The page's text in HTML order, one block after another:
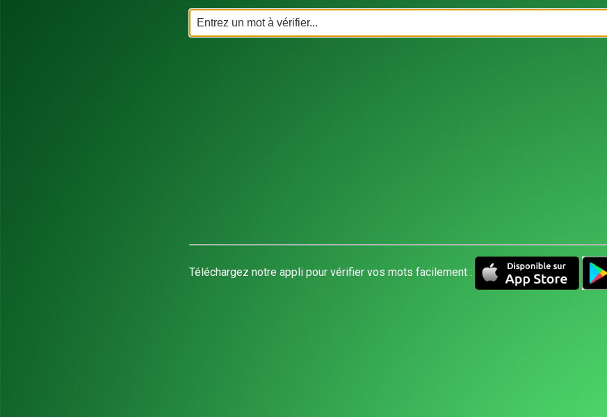
Téléchargez notre appli pour vérifier vos mots facilement :